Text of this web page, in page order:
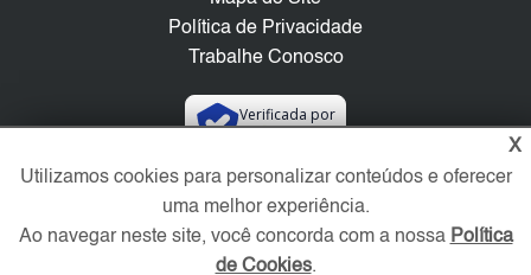
Política de Privacidade
Trabalhe Conosco
Verificada por
Redes Sociais
X
Utilizamos cookies para personalizar conteúdos e oferecer
uma melhor experiência.
Ao navegar neste site, você concorda com a nossa Política
de Cookies.